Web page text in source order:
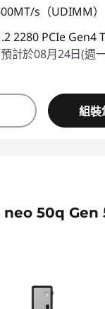
s（UDIMM）
2280 PCIe Gen4
預計於08月24日(週
組裝
50q Gen